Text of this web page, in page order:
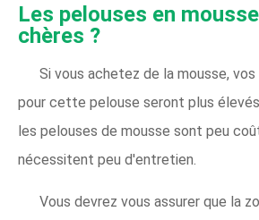
Les pelouses en
chères ?
Si vous achetez de la mousse,
pour cette pelouse seront plus
les pelouses de mousse sont peu
nécessitent peu d'entretien.
Vous devrez vous assurer que la